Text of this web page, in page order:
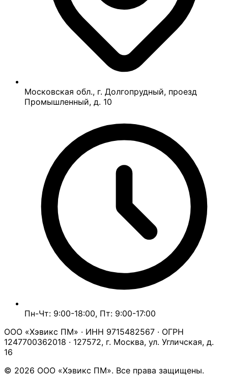
Московская обл., г. Долгопрудный, проезд
Промышленный, д. 10
Пн-Чт: 9:00-18:00, Пт: 9:00-17:00
ООО «Хэвикс ПМ» · ИНН 9715482567 · ОГРН
1247700362018 · 127572, г. Москва, ул. Угличская, д.
16
© 2026 ООО «Хэвикс ПМ». Все права защищены.